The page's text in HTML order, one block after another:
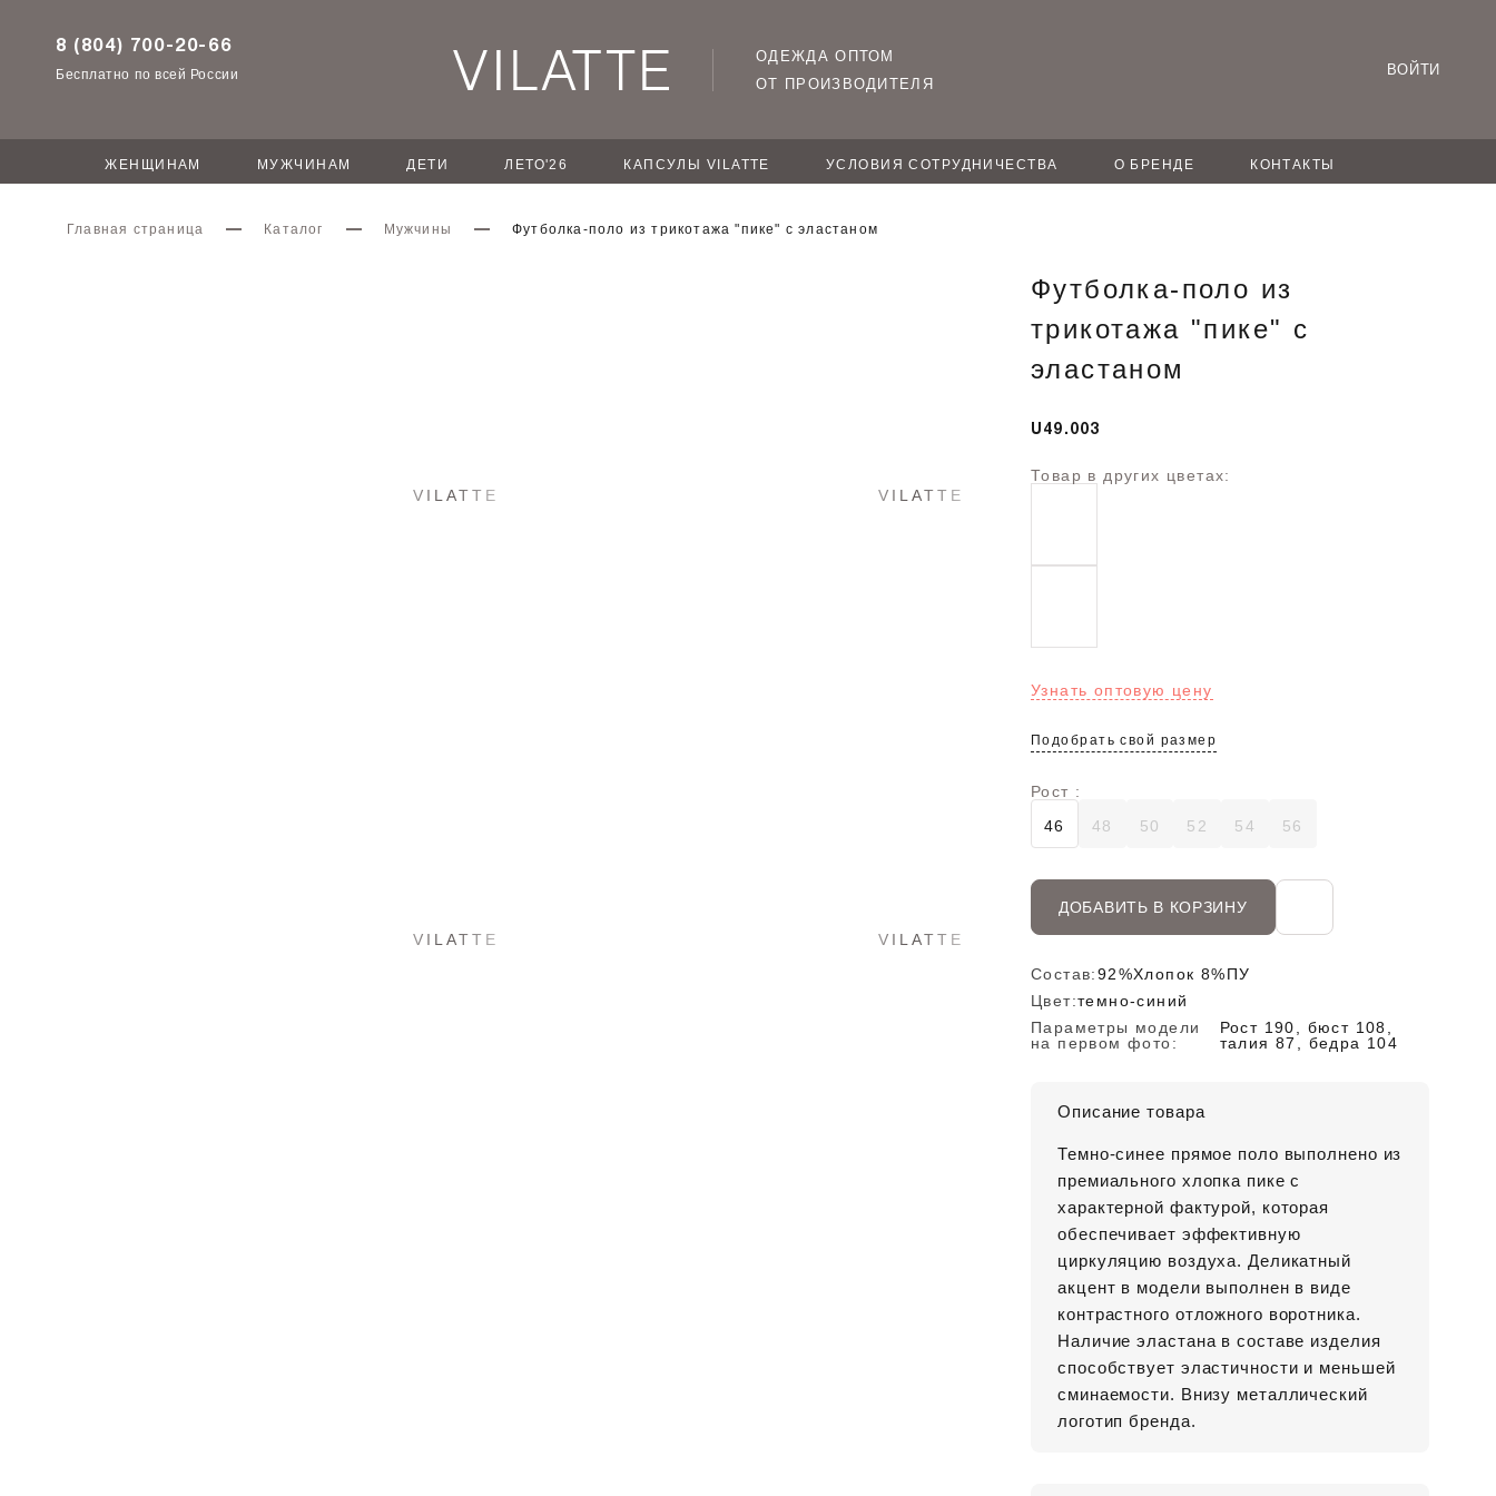
8 (804) 700-20-66
Бесплатно по всей России
ОДЕЖДА ОПТОМ
ОТ ПРОИЗВОДИТЕЛЯ
ВОЙТИ
ЖЕНЩИНАМ МУЖЧИНАМ ДЕТИ ЛЕТО'26 КАПСУЛЫ VILATTE УСЛОВИЯ СОТРУДНИЧЕСТВА О БРЕНДЕ КОНТАКТЫ
Главная страница Каталог Мужчины Футболка-поло из трикотажа "пике" с эластаном
Футболка-поло из
трикотажа "пике" с
эластаном
U49.003
Товар в других цветах:
Узнать оптовую цену
Подобрать свой размер
Рост :
46
48 50 52 54 56
ДОБАВИТЬ В КОРЗИНУ
Состав:92%Хлопок 8%ПУ
Цвет:темно-синий
Параметры модели
на первом фото:
Рост 190, бюст 108,
талия 87, бедра 104
Описание товара
Темно-синее прямое поло выполнено из
премиального хлопка пике с
характерной фактурой, которая
обеспечивает эффективную
циркуляцию воздуха. Деликатный
акцент в модели выполнен в виде
контрастного отложного воротника.
Наличие эластана в составе изделия
способствует эластичности и меньшей
сминаемости. Внизу металлический
логотип бренда.